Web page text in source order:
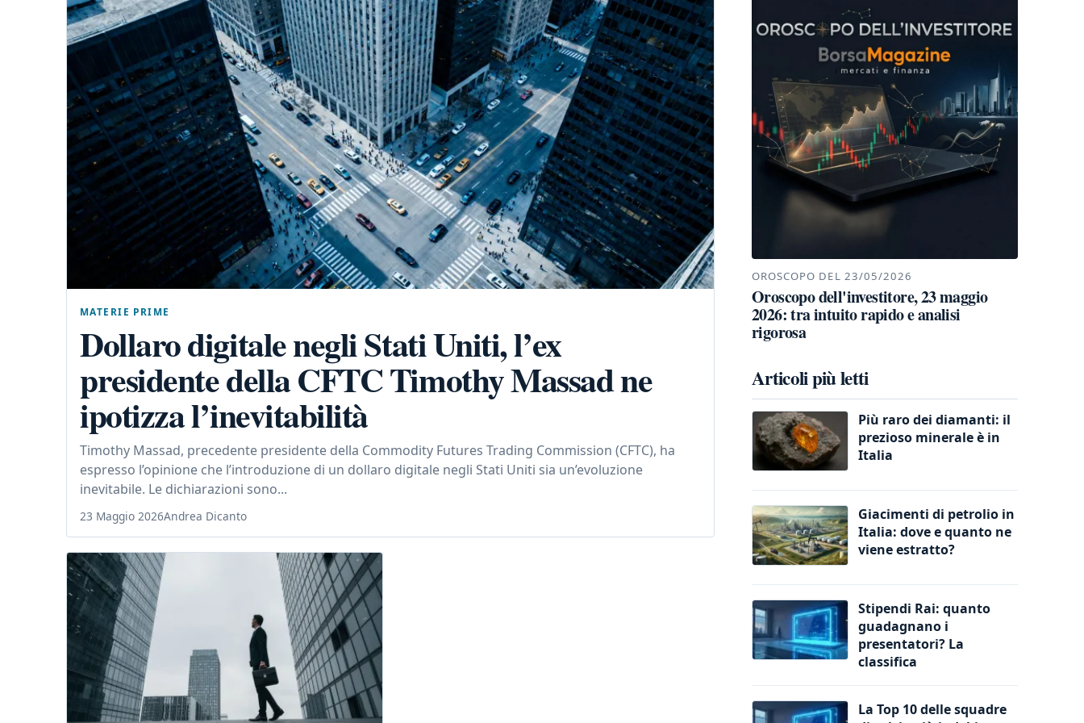
MATERIE PRIME
Dollaro digitale negli Stati Uniti, l’ex
presidente della CFTC Timothy Massad ne
ipotizza l’inevitabilità
Timothy Massad, precedente presidente della Commodity Futures Trading Commission (CFTC), ha
espresso l’opinione che l’introduzione di un dollaro digitale negli Stati Uniti sia un’evoluzione
inevitabile. Le dichiarazioni sono...
23 Maggio 2026Andrea Dicanto
OROSCOPO DEL 23/05/2026
Oroscopo dell'investitore, 23 maggio
2026: tra intuito rapido e analisi
rigorosa
Articoli più letti
Più raro dei diamanti: il
prezioso minerale è in
Italia
Giacimenti di petrolio in
Italia: dove e quanto ne
viene estratto?
Stipendi Rai: quanto
guadagnano i
presentatori? La
classifica
La Top 10 delle squadre